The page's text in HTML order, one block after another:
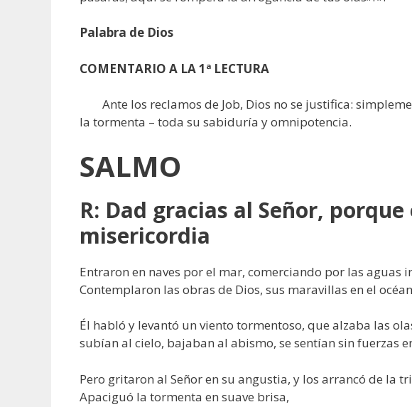
Palabra de Dios
COMENTARIO A LA 1ª LECTURA
Ante los reclamos de Job, Dios no se justifica:
la tormenta – toda su sabiduría y omnipotencia.
SALMO
R: Dad gracias al Señor,
misericordia
Entraron en naves por el mar, comerciando por las aguas
Contemplaron las obras de Dios, sus maravillas en el
Él habló y levantó un viento tormentoso, que alzaba las
subían al cielo, bajaban al abismo, se sentían sin fuerzas
Pero gritaron al Señor en su angustia, y los arrancó de la
Apaciguó la tormenta en suave brisa,